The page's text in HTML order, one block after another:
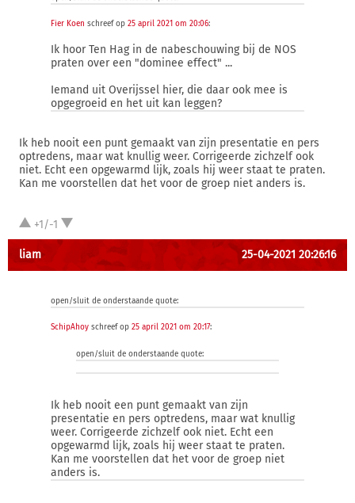
Fier Koen schreef op 25 april 2021 om 20:06:
Ik hoor Ten Hag in de nabeschouwing bij de NOS
praten over een "dominee effect" ...
Iemand uit Overijssel hier, die daar ook mee is
opgegroeid en het uit kan leggen?
Ik heb nooit een punt gemaakt van zijn presentatie en pers
optredens, maar wat knullig weer. Corrigeerde zichzelf ook
niet. Echt een opgewarmd lijk, zoals hij weer staat te praten.
Kan me voorstellen dat het voor de groep niet anders is.
+1/-1
liam 25-04-2021 20:26:16
open/sluit de onderstaande quote:
SchipAhoy schreef op 25 april 2021 om 20:17:
open/sluit de onderstaande quote:
Ik heb nooit een punt gemaakt van zijn
presentatie en pers optredens, maar wat knullig
weer. Corrigeerde zichzelf ook niet. Echt een
opgewarmd lijk, zoals hij weer staat te praten.
Kan me voorstellen dat het voor de groep niet
anders is.